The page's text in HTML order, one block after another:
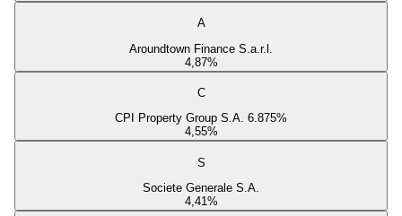
A
Aroundtown Finance S.a.r.l.
4,87%
C
CPI Property Group S.A. 6.875%
4,55%
S
Societe Generale S.A.
4,41 %